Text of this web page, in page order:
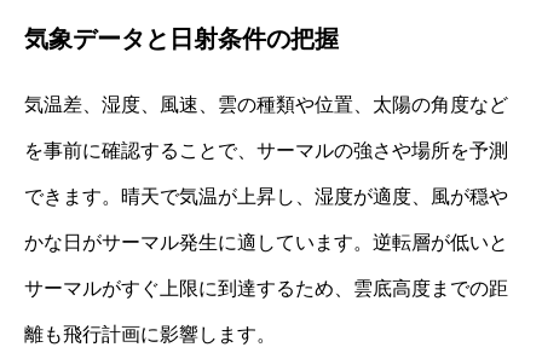
気象データと日射条件の把握
気温差、湿度、風速、雲の種類や位置、太陽の角度など
を事前に確認することで、サーマルの強さや場所を予測
できます。晴天で気温が上昇し、湿度が適度、風が穏や
かな日がサーマル発生に適しています。逆転層が低いと
サーマルがすぐ上限に到達するため、雲底高度までの距
離も飛行計画に影響します。